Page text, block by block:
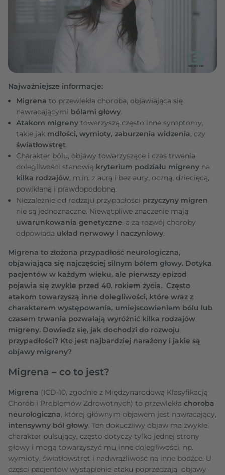
Najważniejsze informacje:
Migrena to przewlekła choroba, objawiająca się
nawracającymi bólami głowy.
Atakom migreny towarzyszą często inne symptomy,
takie jak mdłości, wymioty, zaburzenia widzenia, czy
światłowstręt.
Charakter bólu, objawy towarzyszące i czas trwania
dolegliwości stanowią kryterium podziału migreny na
kilka rodzajów, m.in. z aurą i bez aury, oczną, dziecięcą,
powikłaną i prawdopodobną.
Niezależnie od rodzaju przypadłości przyczyny migren
nie są jednoznaczne. Niewątpliwe znaczenie mają
uwarunkowania genetyczne, a za rozwój choroby
odpowiada układ nerwowy i naczyniowy.
Migrena to złożona przypadłość neurologiczna,
objawiająca się najczęściej silnym bólem głowy. Dotyka
pacjentów w każdym wieku, ale pierwszy epizod
pojawia się zwykle przed 40. rokiem życia. Często
atakom towarzyszą inne dolegliwości, które wraz z
charakterem występowania, umiejscowieniem bólu lub
czasem trwania pozwalają wyróżnić kilka rodzajów
migreny. Dowiedz się, jak dochodzi do rozwoju
przypadłości? Kto jest najbardziej narażony i jakie są
objawy migreny?
Migrena – co to jest?
Migrena (ICD-10, zgodnie z Międzynarodową Klasyfikacją
Chorób i Problemów Zdrowotnych) to przewlekła choroba
neurologiczna, której głównym objawem jest nawracający,
intensywny ból głowy. Ten dokuczliwy objaw ma zwykle
charakter pulsujący, często dotyczy tylko jednej strony
głowy i mogą towarzyszyć mu inne dolegliwości, np.
wymioty, światłowstręt i nadwrażliwość na inne bodźce. U
części pacjentów wystąpienie ataku poprzedzają objawy